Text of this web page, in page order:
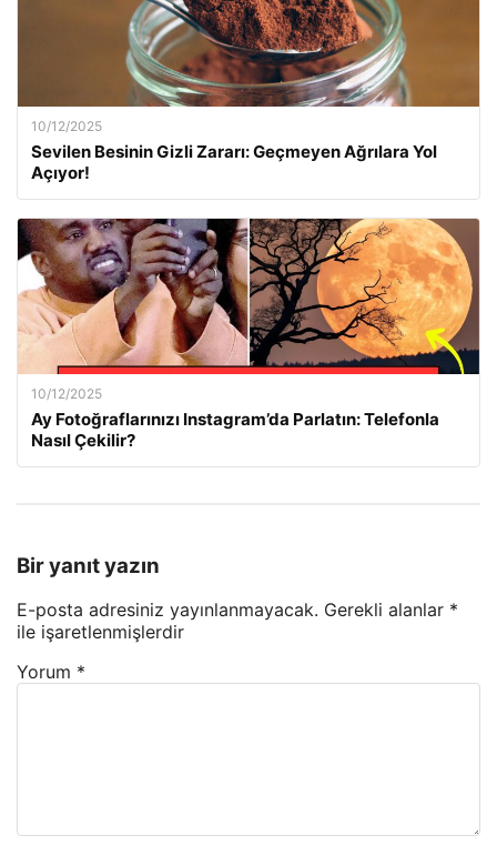
10/12/2025
Sevilen Besinin Gizli Zararı: Geçmeyen Ağrılara Yol
Açıyor!
10/12/2025
Ay Fotoğraflarınızı Instagram’da Parlatın: Telefonla
Nasıl Çekilir?
Bir yanıt yazın
E-posta adresiniz yayınlanmayacak. Gerekli alanlar *
ile işaretlenmişlerdir
Yorum *